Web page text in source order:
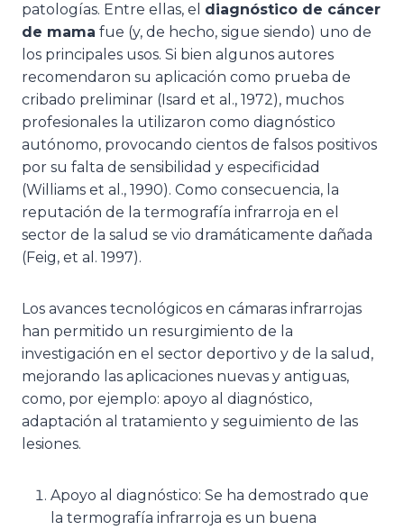
patologías. Entre ellas, el diagnóstico de cáncer
de mama fue (y, de hecho, sigue siendo) uno de
los principales usos. Si bien algunos autores
recomendaron su aplicación como prueba de
cribado preliminar (Isard et al., 1972), muchos
profesionales la utilizaron como diagnóstico
autónomo, provocando cientos de falsos positivos
por su falta de sensibilidad y especificidad
(Williams et al., 1990). Como consecuencia, la
reputación de la termografía infrarroja en el
sector de la salud se vio dramáticamente dañada
(Feig, et al. 1997).
Los avances tecnológicos en cámaras infrarrojas
han permitido un resurgimiento de la
investigación en el sector deportivo y de la salud,
mejorando las aplicaciones nuevas y antiguas,
como, por ejemplo: apoyo al diagnóstico,
adaptación al tratamiento y seguimiento de las
lesiones.
Apoyo al diagnóstico: Se ha demostrado que
la termografía infrarroja es un buena